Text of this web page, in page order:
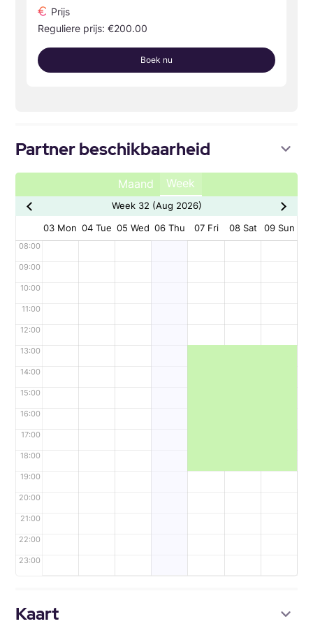
Prijs
Reguliere prijs: €200.00
Boek nu
Partner beschikbaarheid
Maand Week
Week 32 (Aug 2026)
03 Mon 04 Tue 05 Wed 06 Thu 07 Fri 08 Sat 09 Sun
08:00
09:00
10:00
11:00
12:00
13:00
14:00
15:00
16:00
17:00
18:00
19:00
20:00
21:00
22:00
23:00
Kaart